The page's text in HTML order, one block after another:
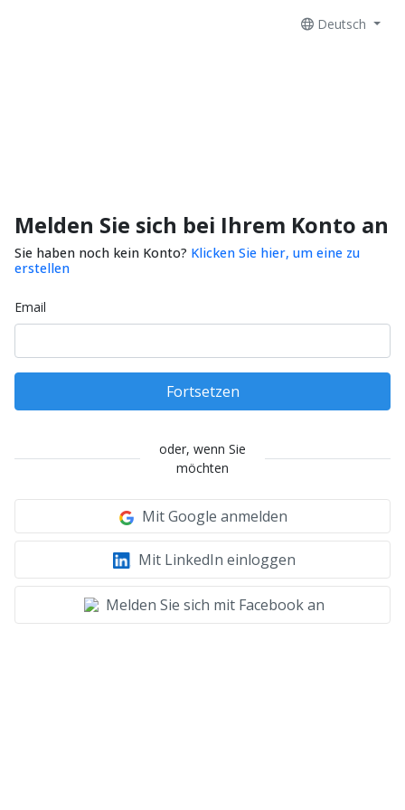
Deutsch
Melden Sie sich bei Ihrem Konto an
Sie haben noch kein Konto? Klicken Sie hier, um eine zu
erstellen
Email
Fortsetzen
oder, wenn Sie
möchten
Mit Google anmelden
Mit LinkedIn einloggen
Melden Sie sich mit Facebook an